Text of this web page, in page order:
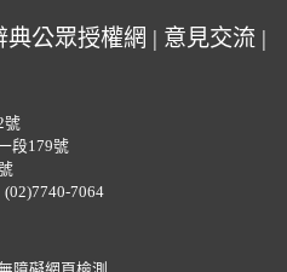
典公眾授權網 | 意見交流 |
號
段179號
(02)7740-7064